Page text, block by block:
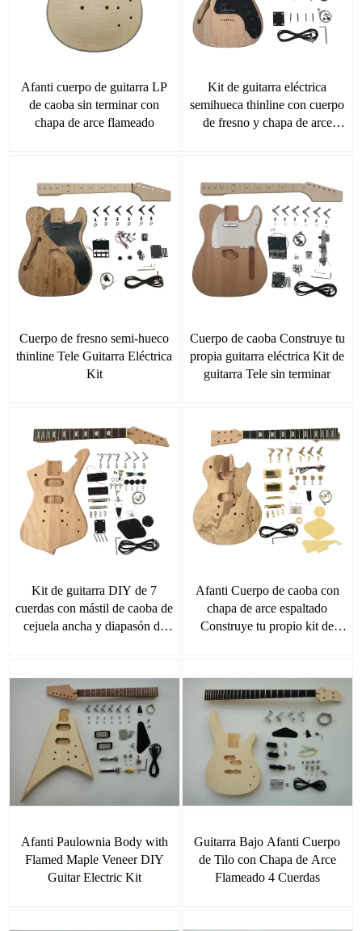
Afanti cuerpo de guitarra LP
de caoba sin terminar con
chapa de arce flameado
Kit de guitarra eléctrica
semihueca thinline con cuerpo
de fresno y chapa de arce
Cuerpo de fresno semi-hueco
thinline Tele Guitarra Eléctrica
Kit
Cuerpo de caoba Construye tu
propia guitarra eléctrica Kit de
guitarra Tele sin terminar
Kit de guitarra DIY de 7
cuerdas con mástil de caoba de
cejuela ancha y diapasón de
Afanti Cuerpo de caoba con
chapa de arce espaltado
Construye tu propio kit de
Afanti Paulownia Body with
Flamed Maple Veneer DIY
Guitar Electric Kit
Guitarra Bajo Afanti Cuerpo
de Tilo con Chapa de Arce
Flameado 4 Cuerdas